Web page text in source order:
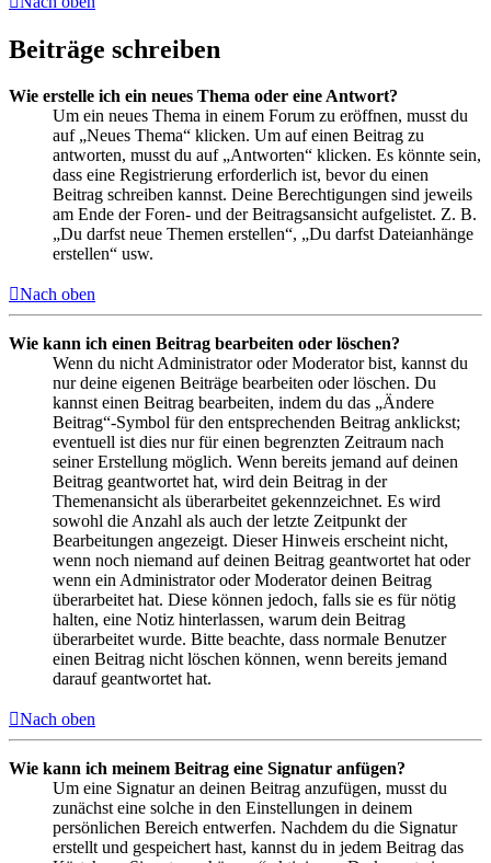
Beiträge schreiben
Wie erstelle ich ein neues Thema oder eine Antwort?
Um ein neues Thema in einem Forum zu eröffnen, musst du
auf „Neues Thema“ klicken. Um auf einen Beitrag zu
antworten, musst du auf „Antworten“ klicken. Es könnte sein,
dass eine Registrierung erforderlich ist, bevor du einen
Beitrag schreiben kannst. Deine Berechtigungen sind jeweils
am Ende der Foren- und der Beitragsansicht aufgelistet. Z. B.
„Du darfst neue Themen erstellen“, „Du darfst Dateianhänge
erstellen“ usw.
Nach oben
Wie kann ich einen Beitrag bearbeiten oder löschen?
Wenn du nicht Administrator oder Moderator bist, kannst du
nur deine eigenen Beiträge bearbeiten oder löschen. Du
kannst einen Beitrag bearbeiten, indem du das „Ändere
Beitrag“-Symbol für den entsprechenden Beitrag anklickst;
eventuell ist dies nur für einen begrenzten Zeitraum nach
seiner Erstellung möglich. Wenn bereits jemand auf deinen
Beitrag geantwortet hat, wird dein Beitrag in der
Themenansicht als überarbeitet gekennzeichnet. Es wird
sowohl die Anzahl als auch der letzte Zeitpunkt der
Bearbeitungen angezeigt. Dieser Hinweis erscheint nicht,
wenn noch niemand auf deinen Beitrag geantwortet hat oder
wenn ein Administrator oder Moderator deinen Beitrag
überarbeitet hat. Diese können jedoch, falls sie es für nötig
halten, eine Notiz hinterlassen, warum dein Beitrag
überarbeitet wurde. Bitte beachte, dass normale Benutzer
einen Beitrag nicht löschen können, wenn bereits jemand
darauf geantwortet hat.
Nach oben
Wie kann ich meinem Beitrag eine Signatur anfügen?
Um eine Signatur an deinen Beitrag anzufügen, musst du
zunächst eine solche in den Einstellungen in deinem
persönlichen Bereich entwerfen. Nachdem du die Signatur
erstellt und gespeichert hast, kannst du in jedem Beitrag das